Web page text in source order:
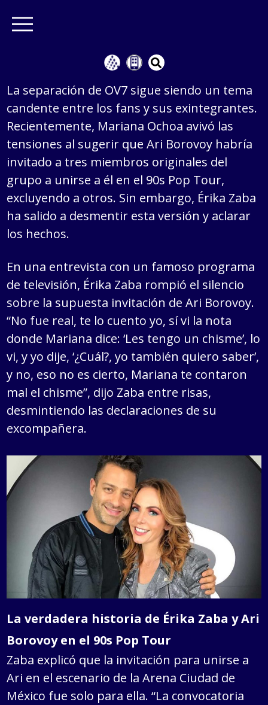
La separación de OV7 sigue siendo un tema
candente entre los fans y sus exintegrantes.
Recientemente, Mariana Ochoa avivó las
tensiones al sugerir que Ari Borovoy habría
invitado a tres miembros originales del
grupo a unirse a él en el 90s Pop Tour,
excluyendo a otros. Sin embargo, Érika Zaba
ha salido a desmentir esta versión y aclarar
los hechos.
En una entrevista con un famoso programa
de televisión, Érika Zaba rompió el silencio
sobre la supuesta invitación de Ari Borovoy.
“No fue real, te lo cuento yo, sí vi la nota
donde Mariana dice: ‘Les tengo un chisme’, lo
vi, y yo dije, ‘¿Cuál?, yo también quiero saber’,
y no, eso no es cierto, Mariana te contaron
mal el chisme”, dijo Zaba entre risas,
desmintiendo las declaraciones de su
excompañera.
La verdadera historia de Érika Zaba y Ari
Borovoy en el 90s Pop Tour
Zaba explicó que la invitación para unirse a
Ari en el escenario de la Arena Ciudad de
México fue solo para ella. “La convocatoria